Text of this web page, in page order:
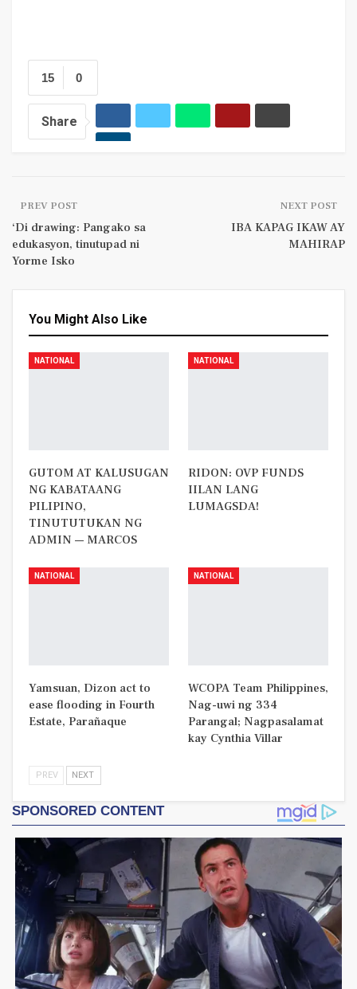
0
15
Share
PREV POST
‘Di drawing: Pangako sa
edukasyon, tinutupad ni
Yorme Isko
NEXT POST
IBA KAPAG IKAW AY
MAHIRAP
You Might Also Like
NATIONAL
GUTOM AT KALUSUGAN
NG KABATAANG
PILIPINO,
TINUTUTUKAN NG
ADMIN — MARCOS
NATIONAL
RIDON: OVP FUNDS
IILAN LANG
LUMAGSDA!
NATIONAL
Yamsuan, Dizon act to
ease flooding in Fourth
Estate, Parañaque
NATIONAL
WCOPA Team Philippines,
Nag-uwi ng 334
Parangal; Nagpasalamat
kay Cynthia Villar
PREV NEXT